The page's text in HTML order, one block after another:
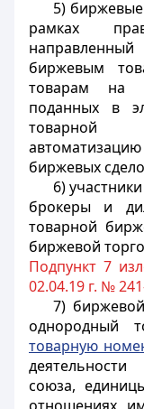
5)
рамках
биржевым
товарам на
поданных в
товарной
биржевых
6)
брокеры и
товарной
биржевой
Подпункт 7
02.04.19 г. №
7)
однородный
товарную
деятельности
союза,